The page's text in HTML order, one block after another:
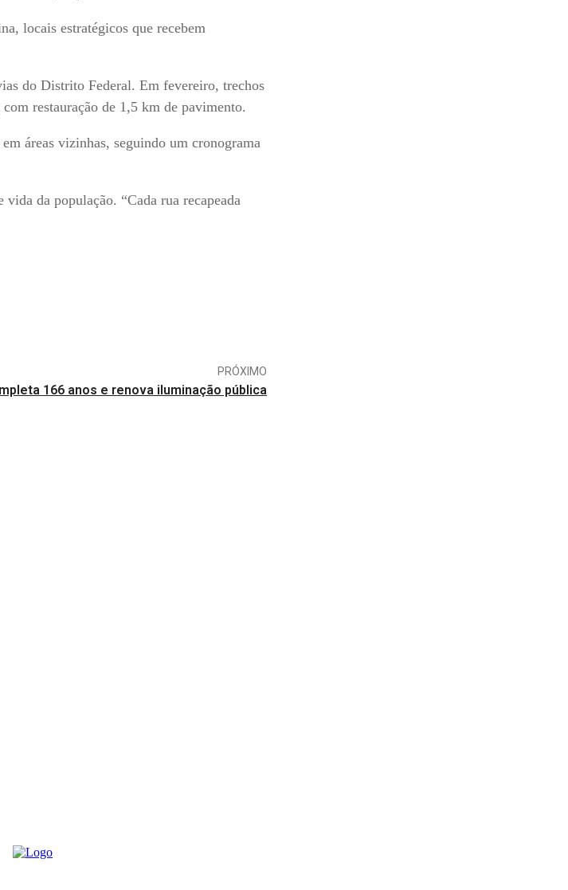
locais estratégicos que recebem
do Distrito Federal. Em fevereiro, trechos
restauração de 1,5 km de pavimento.
áreas vizinhas, seguindo um cronograma
da população. “Cada rua recapeada
PRÓXIMO
166 anos e renova iluminação pública